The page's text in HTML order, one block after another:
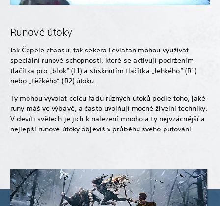
Runové útoky
Jak Čepele chaosu, tak sekera Leviatan mohou využívat
speciální runové schopnosti, které se aktivují podržením
tlačítka pro „blok“ (L1) a stisknutím tlačítka „lehkého“ (R1)
nebo „těžkého“ (R2) útoku.
Ty mohou vyvolat celou řadu různých útoků podle toho, jaké
runy máš ve výbavě, a často uvolňují mocné živelní techniky.
V devíti světech je jich k nalezení mnoho a ty nejvzácnější a
nejlepší runové útoky objevíš v průběhu svého putování.